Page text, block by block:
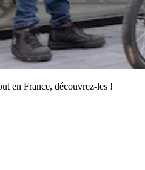
en France, découvrez-les !